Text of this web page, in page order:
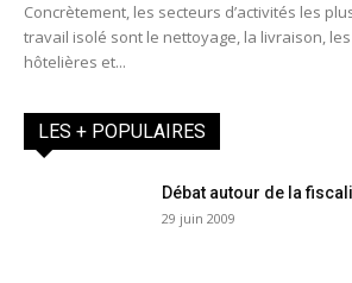
Concrètement, les secteurs d’activités les
travail isolé sont le nettoyage, la livraison,
hôtelières et...
LES + POPULAIRES
Débat autour de la
29 juin 2009